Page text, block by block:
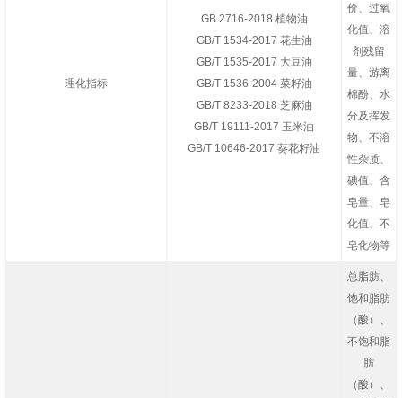
理化指标
GB 2716-2018 植物油
GB/T 1534-2017 花生油
GB/T 1535-2017 大豆油
GB/T 1536-2004 菜籽油
GB/T 8233-2018 芝麻油
GB/T 19111-2017 玉米油
GB/T 10646-2017 葵花籽油
价、过氧
化值、溶
剂残留
量、游离
棉酚、水
分及挥发
物、不溶
性杂质、
碘值、含
皂量、皂
化值、不
皂化物等
总脂肪、
饱和脂肪
（酸）、
不饱和脂
肪
（酸）、